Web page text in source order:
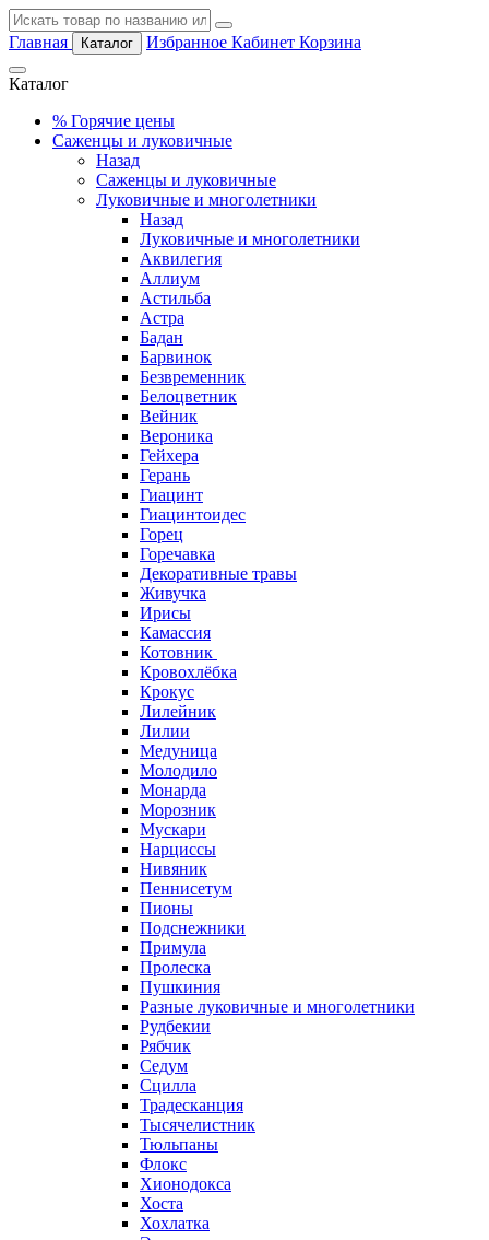
Главная Каталог Избранное Кабинет Корзина
Каталог
% Горячие цены
Саженцы и луковичные
Назад
Саженцы и луковичные
Луковичные и многолетники
Назад
Луковичные и многолетники
Аквилегия
Аллиум
Астильба
Астра
Бадан
Барвинок
Безвременник
Белоцветник
Вейник
Вероника
Гейхера
Герань
Гиацинт
Гиацинтоидес
Горец
Горечавка
Декоративные травы
Живучка
Ирисы
Камассия
Котовник
Кровохлёбка
Крокус
Лилейник
Лилии
Медуница
Молодило
Монарда
Морозник
Мускари
Нарциссы
Нивяник
Пеннисетум
Пионы
Подснежники
Примула
Пролеска
Пушкиния
Разные луковичные и многолетники
Рудбекии
Рябчик
Седум
Сцилла
Традесканция
Тысячелистник
Тюльпаны
Флокс
Хионодокса
Хоста
Хохлатка